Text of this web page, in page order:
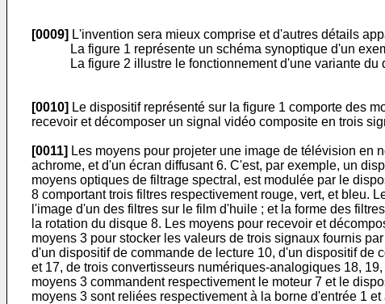
[0009] L'invention sera mieux comprise et d'autres détails
La figure 1 représente un schéma synoptique d'un
La figure 2 illustre le fonctionnement d'une variante du
[0010] Le dispositif représenté sur la figure 1 comporte des
recevoir et décomposer un signal vidéo composite en trois
[0011] Les moyens pour projeter une image de télévision en
achrome, et d'un écran diffusant 6. C'est, par exemple, un
moyens optiques de filtrage spectral, est modulée par le
8 comportant trois filtres respectivement rouge, vert, et bleu.
l'image d'un des filtres sur le film d'huile ; et la forme des
la rotation du disque 8. Les moyens pour recevoir et
moyens 3 pour stocker les valeurs de trois signaux fournis
d'un dispositif de commande de lecture 10, d'un dispositif de
et 17, de trois convertisseurs numériques-analogiques 18,
moyens 3 commandent respectivement le moteur 7 et le
moyens 3 sont reliées respectivement à la borne d'entrée 1